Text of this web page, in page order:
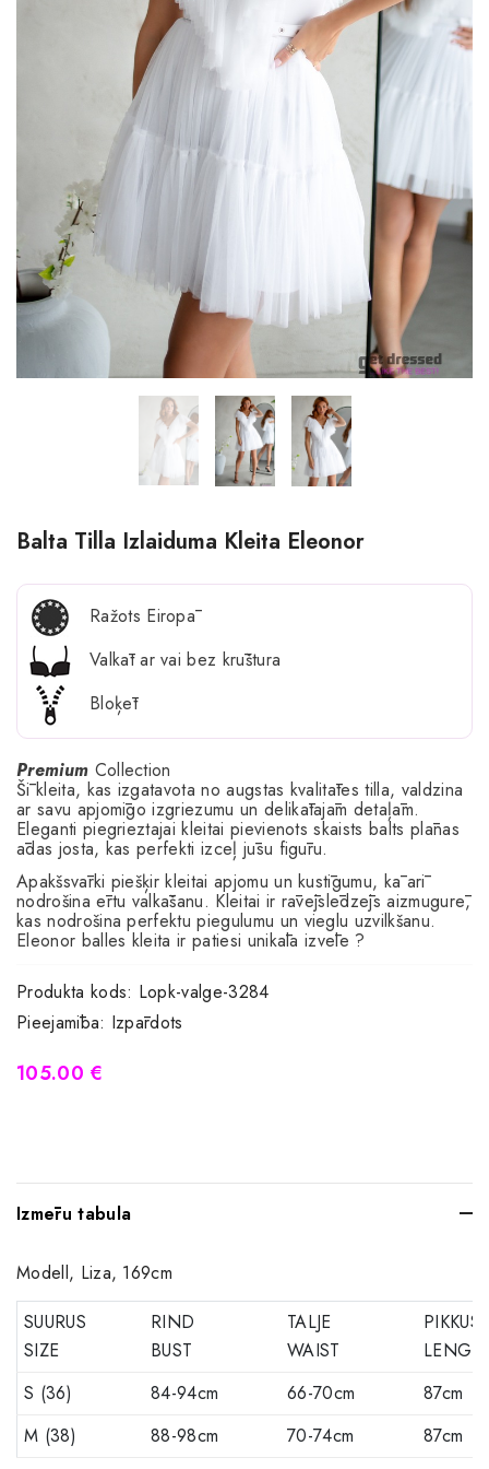
Balta Tilla Izlaiduma Kleita Eleonor
Ražots Eiropā
Valkāt ar vai bez krūštura
Bloķēt
Premium Collection
Šī kleita, kas izgatavota no augstas kvalitātes tilla, valdzina
ar savu apjomīgo izgriezumu un delikātajām detaļām.
Eleganti piegrieztajai kleitai pievienots skaists balts plānas
ādas josta, kas perfekti izceļ jūsu figūru.
Apakšsvārki piešķir kleitai apjomu un kustīgumu, kā arī
nodrošina ērtu valkāšanu. Kleitai ir rāvējslēdzējs aizmugurē,
kas nodrošina perfektu piegulumu un vieglu uzvilkšanu.
Eleonor balles kleita ir patiesi unikāla izvēle ?
Produkta kods: Lopk-valge-3284
Pieejamība: Izpārdots
105.00 €
Izmēru tabula
Modell, Liza, 169cm
SUURUS
SIZE
RIND
BUST
TALJE
WAIST
PIKKUS
S (36)
84-94cm 66-70cm
87cm
M (38)
88-98cm 70-74cm 87cm